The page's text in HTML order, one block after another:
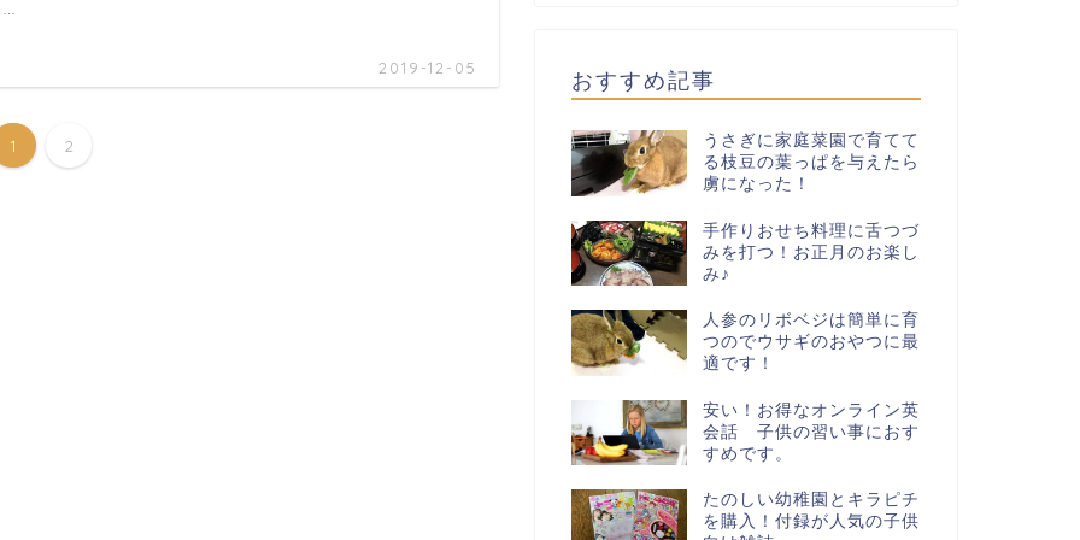
2019-12-05
1 2
おすすめ記事
うさぎに家庭菜園で育てて
る枝豆の葉っぱを与えたら
虜になった！
手作りおせち料理に舌つづ
みを打つ！お正月のお楽し
み♪
人参のリボベジは簡単に育
つのでウサギのおやつに最
適です！
安い！お得なオンライン英
会話 子供の習い事におす
すめです。
たのしい幼稚園とキラピチ
を購入！付録が人気の子供